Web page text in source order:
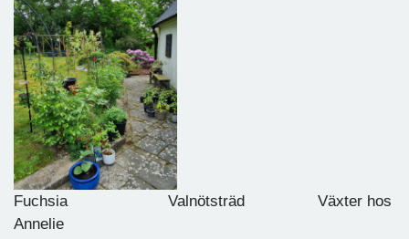
Fuchsia Valnötsträd Växter hos
Annelie